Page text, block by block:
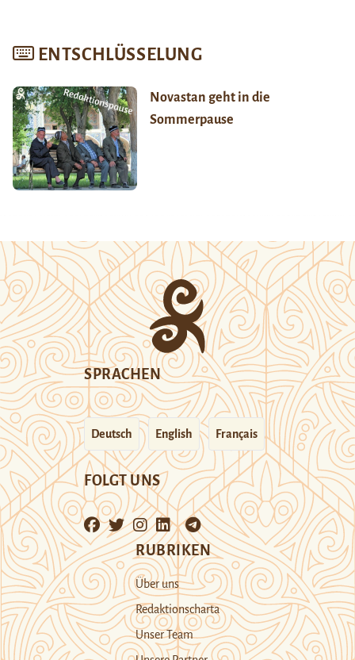
ENTSCHLÜSSELUNG
Novastan geht in die
Sommerpause
SPRACHEN
Deutsch English Français
FOLGT UNS
RUBRIKEN
Über uns
Redaktionscharta
Unser Team